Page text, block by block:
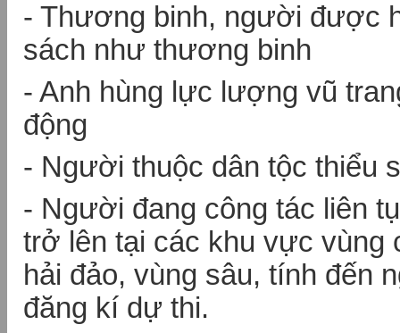
- Thương binh, người được
sách như thương binh
- Anh hùng lực lượng vũ
động
- Người thuộc dân tộc thiểu
- Người đang công tác liên
trở lên tại các khu vực vùng
hải đảo, vùng sâu, tính đến
đăng kí dự thi.